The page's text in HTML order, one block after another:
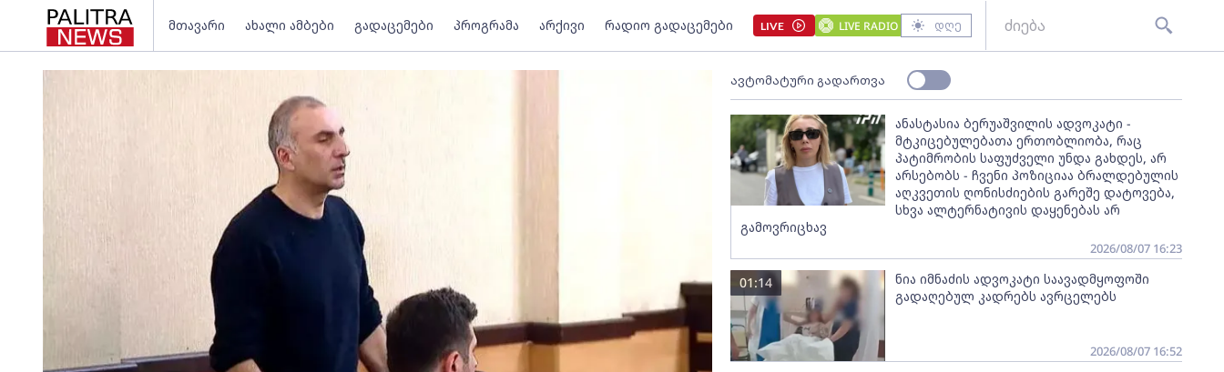
მთავარი ახალი ამბები გადაცემები პროგრამა არქივი რადიო გადაცემები LIVE LIVE RADIO დღე
ავტომატური გადართვა
ანასტასია ბერუაშვილის ადვოკატი -
მტკიცებულებათა ერთობლიობა, რაც
პატიმრობის საფუძველი უნდა გახდეს, არ
არსებობს - ჩვენი პოზიციაა ბრალდებულის
აღკვეთის ღონისძიების გარეშე დატოვება,
სხვა ალტერნატივის დაყენებას არ
გამოვრიცხავ
2026/08/07 16:23
ნია იმნაძის ადვოკატი საავადმყოფოში
გადაღებულ კადრებს ავრცელებს
01:14
2026/08/07 16:52